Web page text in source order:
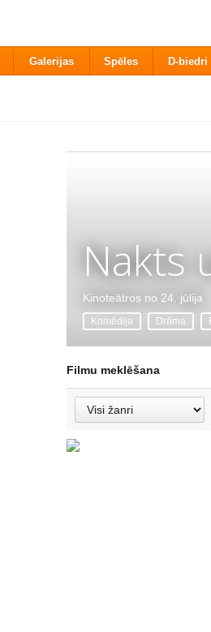
Galerijas Spēles D-biedri
Nakts
Kinoteātros no 24. jūlija
Komēdija Drāma
Filmu meklēšana